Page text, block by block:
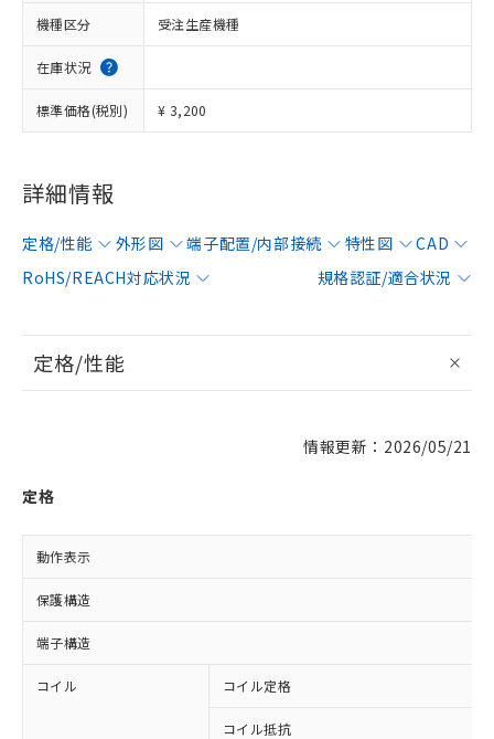
機種区分 受注生産機種
在庫状況
標準価格(税別) ¥ 3,200
詳細情報
定格/性能 外形図 端子配置/内部接続 特性図
CAD
RoHS/REACH対応状況
規格認証/適合状況
定格/性能
情報更新：2026/05/21
定格
動作表示
保護構造
端子構造
コイル コイル定格
コイル抵抗